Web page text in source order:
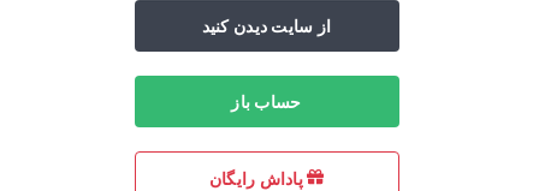
از سایت دیدن کنید
حساب باز
پاداش رایگان